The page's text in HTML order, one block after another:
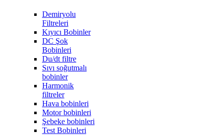
Demiryolu
Filtreleri
Kıyıcı Bobinler
DC Şok
Bobinleri
Du/dt filtre
Sıvı soğutmalı
bobinler
Harmonik
filtreler
Hava bobinleri
Motor bobinleri
Şebeke bobinleri
Test Bobinleri